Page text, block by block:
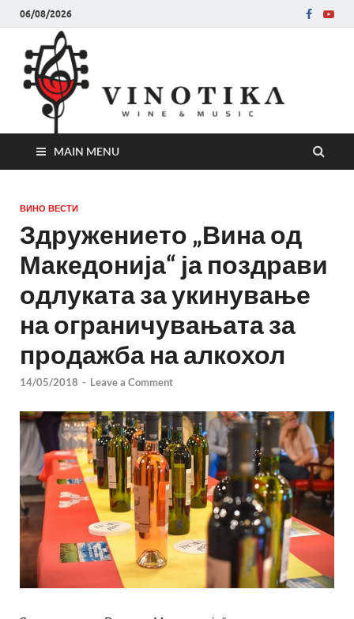
06/08/2026
MAIN MENU
ВИНО ВЕСТИ
Здружението „Вина од
Македонија“ ја поздрави
одлуката за укинување
на ограничувањата за
продажба на алкохол
14/05/2018 - Leave a Comment